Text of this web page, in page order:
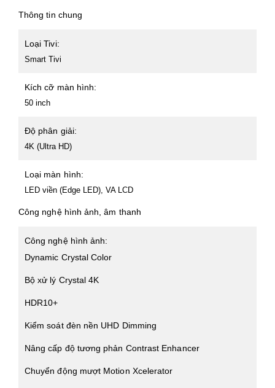
Thông tin chung
Loại Tivi:
Smart Tivi
Kích cỡ màn hình:
50 inch
Độ phân giải:
4K (Ultra HD)
Loại màn hình:
LED viền (Edge LED), VA LCD
Công nghệ hình ảnh, âm thanh
Công nghệ hình ảnh:
Dynamic Crystal Color
Bộ xử lý Crystal 4K
HDR10+
Kiểm soát đèn nền UHD Dimming
Nâng cấp độ tương phản Contrast Enhancer
Chuyển động mượt Motion Xcelerator